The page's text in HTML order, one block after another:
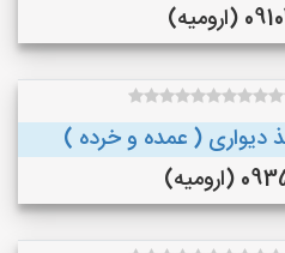
دیواری ( عمده و خرده )